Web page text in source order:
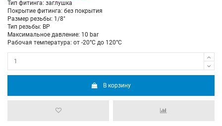
Тип фитинга: заглушка
Покрытие фитинга: без покрытия
Размер резьбы: 1/8"
Тип резьбы: ВР
Максимальное давление: 10 bar
Рабочая температура: от -20°C до 120°C
В корзину